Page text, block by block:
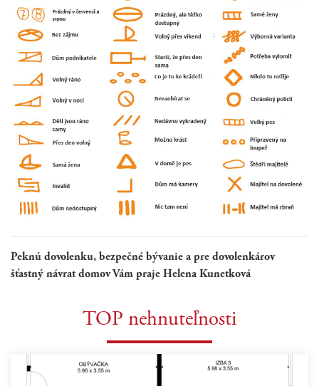
Peknú dovolenku, bezpečné bývanie a pre dovolenkárov
šťastný návrat domov Vám praje Helena Kunetková
TOP nehnuteľnosti